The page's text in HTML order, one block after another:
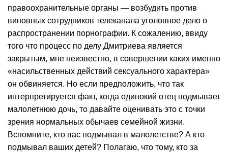
правоохранительные органы — возбудить против
виновных сотрудников телеканала уголовное дело о
распространении порнографии. К сожалению, ввиду
того что процесс по делу Дмитриева является
закрытым, мне неизвестно, в совершении каких именно
«насильственных действий сексуального характера»
он обвиняется. Но если предположить, что так
интерпретируется факт, когда одинокий отец подмывает
малолетнюю дочь, то давайте оценивать это с точки
зрения нормальных обычаев семейной жизни.
Вспомните, кто вас подмывал в малолетстве? А кто
подмывал ваших детей? Полагаю, что тому, кто за